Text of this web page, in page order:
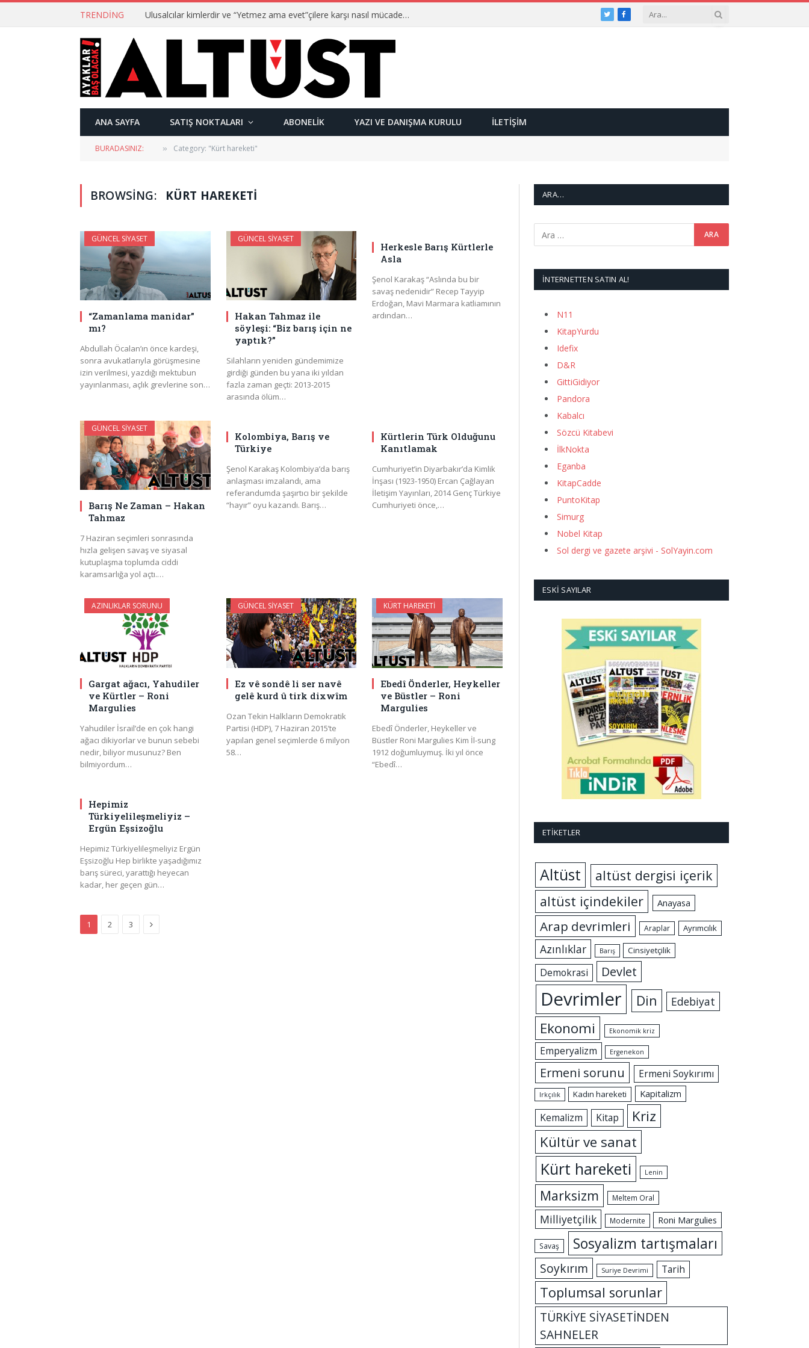
TRENDING Ulusalcılar kimlerdir ve “Yetmez ama evet”çilere karşı nasıl mücadele ederler? TwitterFacebook
ANA SAYFA SATIŞ NOKTALARI ABONELIK YAZI VE DANIŞMA KURULU İLETIŞIM
BURADASINIZ: » Category: "Kürt hareketi"
BROWSING: KÜRT HAREKETI
GÜNCEL SIYASET
“Zamanlama manidar”
mı?
Abdullah Öcalan’ın önce kardeşi,
sonra avukatlarıyla görüşmesine
izin verilmesi, yazdığı mektubun
yayınlanması, açlık grevlerine son…
GÜNCEL SIYASET
Hakan Tahmaz ile
söyleşi: “Biz barış için ne
yaptık?”
Silahların yeniden gündemimize
girdiği günden bu yana iki yıldan
fazla zaman geçti: 2013-2015
arasında ölüm…
Herkesle Barış Kürtlerle
Asla
Şenol Karakaş “Aslında bu bir
savaş nedenidir” Recep Tayyip
Erdoğan, Mavi Marmara katliamının
ardından…
GÜNCEL SIYASET
Barış Ne Zaman – Hakan
Tahmaz
7 Haziran seçimleri sonrasında
hızla gelişen savaş ve siyasal
kutuplaşma toplumda ciddi
karamsarlığa yol açtı.…
Kolombiya, Barış ve
Türkiye
Şenol Karakaş Kolombiya’da barış
anlaşması imzalandı, ama
referandumda şaşırtıcı bir şekilde
“hayır” oyu kazandı. Barış…
Kürtlerin Türk Olduğunu
Kanıtlamak
Cumhuriyet’in Diyarbakır’da Kimlik
İnşası (1923-1950) Ercan Çağlayan
İletişim Yayınları, 2014 Genç Türkiye
Cumhuriyeti önce,…
AZINLIKLAR SORUNU
Gargat ağacı, Yahudiler
ve Kürtler – Roni
Margulies
Yahudiler İsrail’de en çok hangi
ağacı dikiyorlar ve bunun sebebi
nedir, biliyor musunuz? Ben
bilmiyordum…
GÜNCEL SIYASET
Ez vê sondê li ser navê
gelê kurd û tirk dixwîm
Ozan Tekin Halkların Demokratik
Partisi (HDP), 7 Haziran 2015’te
yapılan genel seçimlerde 6 milyon
58…
KÜRT HAREKETI
Ebedî Önderler, Heykeller
ve Büstler – Roni
Margulies
Ebedî Önderler, Heykeller ve
Büstler Roni Margulies Kim İl-sung
1912 doğumluymuş. İki yıl önce
“Ebedî…
Hepimiz
Türkiyelileşmeliyiz –
Ergün Eşsizoğlu
Hepimiz Türkiyelileşmeliyiz Ergün
Eşsizoğlu Hep birlikte yaşadığımız
barış süreci, yarattığı heyecan
kadar, her geçen gün…
1 2 3 Next
ARA…
İNTERNETTEN SATIN AL!
N11
KitapYurdu
Idefix
D&R
GittiGidiyor
Pandora
Kabalcı
Sözcü Kitabevi
İlkNokta
Eganba
KitapCadde
PuntoKitap
Simurg
Nobel Kitap
Sol dergi ve gazete arşivi - SolYayin.com
ESKI SAYILAR
ETIKETLER
Altüst
altüst dergisi içerik
altüst içindekiler
Anayasa
Arap devrimleri Araplar Ayrımcılık
Azınlıklar Barış Cinsiyetçilik
Demokrasi Devlet
Devrimler Din Edebiyat
Ekonomi Ekonomik kriz
Emperyalizm Ergenekon
Ermeni sorunu Ermeni Soykırımı
Irkçılık Kadın hareketi Kapitalizm
Kemalizm Kitap
Kriz
Kültür ve sanat
Kürt hareketi Lenin
Marksizm Meltem Oral
Milliyetçilik Modernite Roni Margulies
Savaş Sosyalizm tartışmaları
Soykırım Suriye Devrimi Tarih
Toplumsal sorunlar
TÜRKİYE SİYASETİNDEN
SAHNELER